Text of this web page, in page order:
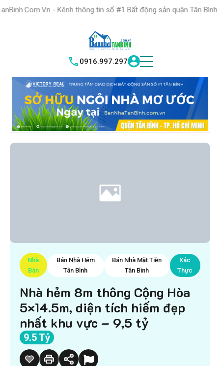
- Kênh thông tin số #1 Bất động sản quận Tân Bình "Nơi bạn
0916.997.297
Nhà
Bán
Bán Nhà Hẻm
Tân Bình
Bán Nhà Mặt Tiền
Tân Bình
Xác
Thực
Nhà hẻm 8m thông Cộng Hòa
5×14.5m, diện tích hiếm đẹp
nhất khu vực – 9,5 tỷ
9.5 Tỷ
HỆ THỐNG TRUNG
TÂM GIAO DỊCH BĐS TỐT NHẤT QUẬN
TÂN BÌNH VICTORY REAL TÌM HIỂU NGAY|